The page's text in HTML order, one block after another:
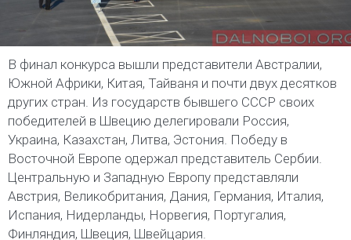
В финал конкурса вышли представители Австралии,
Южной Африки, Китая, Тайваня и почти двух десятков
других стран. Из государств бывшего СССР своих
победителей в Швецию делегировали Россия,
Украина, Казахстан, Литва, Эстония. Победу в
Восточной Европе одержал представитель Сербии.
Центральную и Западную Европу представляли
Австрия, Великобритания, Дания, Германия, Италия,
Испания, Нидерланды, Норвегия, Португалия,
Финляндия, Швеция, Швейцария.